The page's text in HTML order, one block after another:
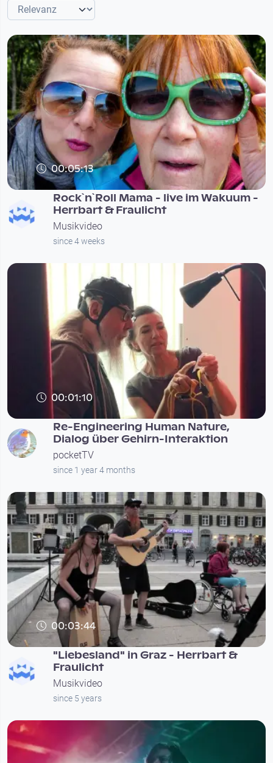
00:05:13
Rock`n`Roll Mama - live im Wakuum -
Herrbart & Fraulicht
Musikvideo
since 4 weeks
00:01:10
Re-Engineering Human Nature,
Dialog über Gehirn-Interaktion
pocketTV
since 1 year 4 months
00:03:44
"Liebesland" in Graz - Herrbart &
Fraulicht
Musikvideo
since 5 years